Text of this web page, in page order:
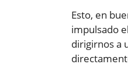
Esto, en
impulsado
dirigirnos a